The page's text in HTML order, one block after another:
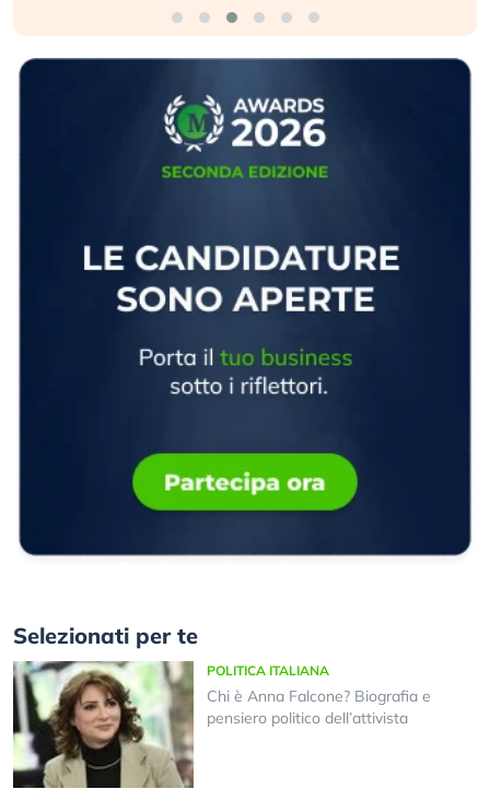
Selezionati per te
POLITICA ITALIANA
Chi è Anna Falcone? Biografia e
pensiero politico dell’attivista